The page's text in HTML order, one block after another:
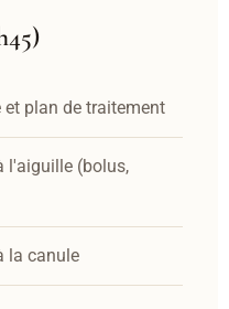
plan de traitement
l'aiguille (bolus,
la canule